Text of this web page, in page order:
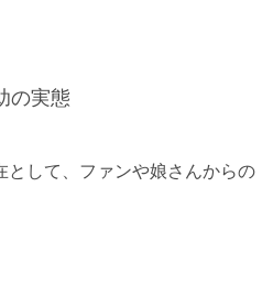
の実態
として、ファンや娘さんからの